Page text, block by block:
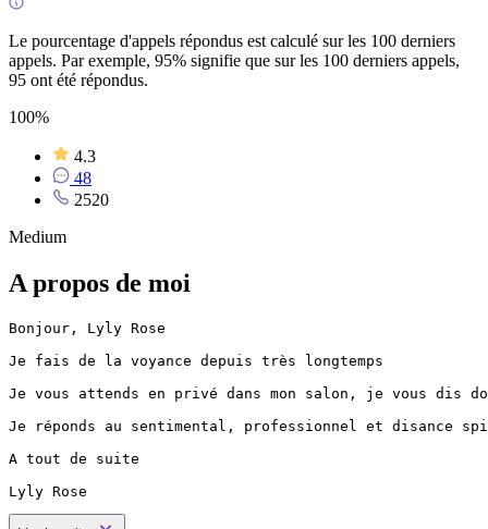
Le pourcentage d'appels répondus est calculé sur les 100 derniers
appels. Par exemple, 95% signifie que sur les 100 derniers appels,
95 ont été répondus.
100%
4.3
48
2520
Medium
A propos de moi
Bonjour, Lyly Rose
Je fais de la voyance depuis très longtemps
Je vous attends en privé dans mon salon, je vous dis
Je réponds au sentimental, professionnel et disance
A tout de suite
Lyly Rose